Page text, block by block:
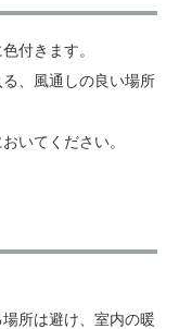
付きます。
、風通しの良い場所
いてください。
所は避け、室内の暖